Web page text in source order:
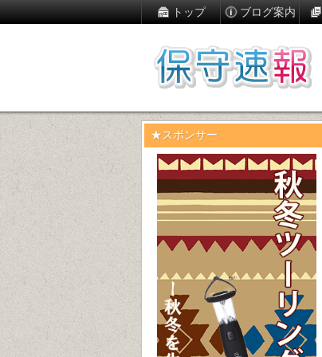
トップ ブログ案内
★スポンサー